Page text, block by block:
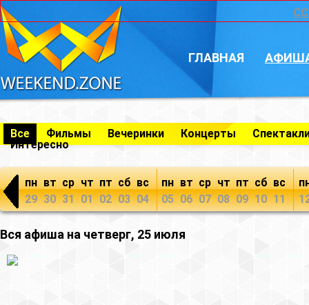
ГЛАВНАЯ
Все Фильмы Вечеринки Концерты
Интересно
пн
29
вт
30
ср
31
чт
01
пт
02
сб
03
вс
04
пн
05
вт
06
ср
07
чт
08
пт
09
сб
10
вс
11
Вся афиша на четверг, 25 июля